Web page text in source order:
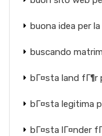
buona idea per
buscando
bГ¤sta land fГ¶r
bГ¤sta legitima
bГ¤sta lГ¤nder